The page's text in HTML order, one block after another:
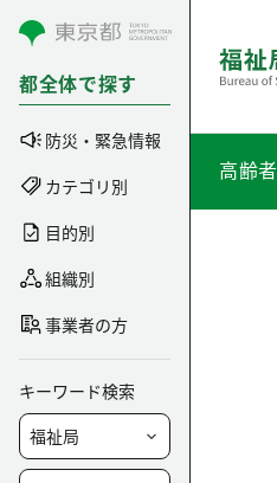
コンテンツにスキップ
都全体で探す
防災・緊急情報
カテゴリ別
目的別
組織別
事業者の方
キーワード検索
高齢者